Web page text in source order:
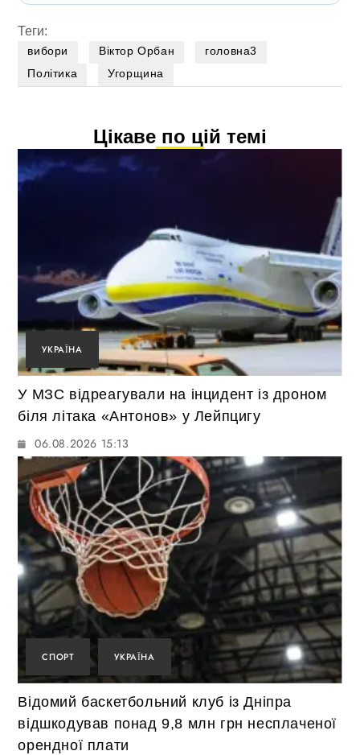
Теги:
вибори Віктор Орбан
головна3
Політика
Угорщина
Цікаве по цій темі
УКРАЇНА
У МЗС відреагували на інцидент із дроном
біля літака «Антонов» у Лейпцигу
06.08.2026 15:13
СПОРТ УКРАЇНА
Відомий баскетбольний клуб із Дніпра
відшкодував понад 9,8 млн грн несплаченої
орендної плати